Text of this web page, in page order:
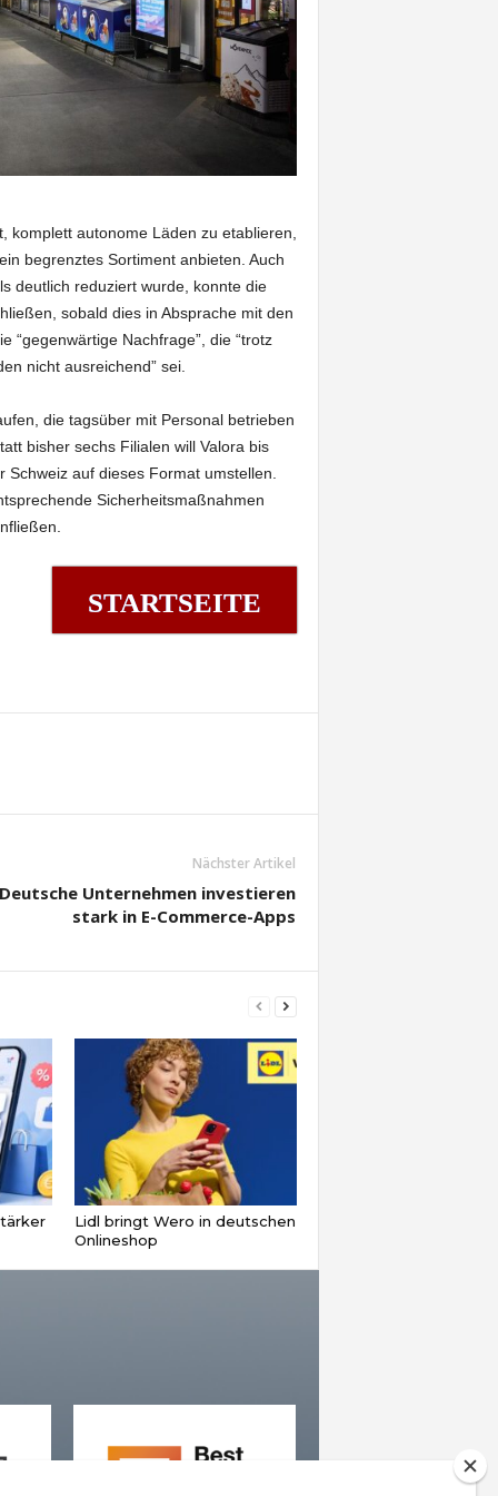
komplett autonome Läden zu etablieren,
begrenztes Sortiment anbieten. Auch
deutlich reduziert wurde, konnte die
sobald dies in Absprache mit den
“gegenwärtige Nachfrage”, die “trotz
nicht ausreichend” sei.
die tagsüber mit Personal betrieben
bisher sechs Filialen will Valora bis
auf dieses Format umstellen.
Sicherheitsmaßnahmen
STARTSEITE
Nächster Artikel
Unternehmen investieren
stark in E-Commerce-Apps
Lidl bringt Wero in deutschen
Onlineshop